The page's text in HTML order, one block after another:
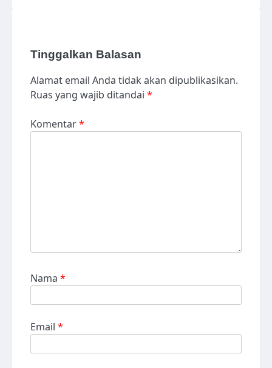
Tinggalkan Balasan
Alamat email Anda tidak akan dipublikasikan.
Ruas yang wajib ditandai *
Komentar*
Nama *
Email *